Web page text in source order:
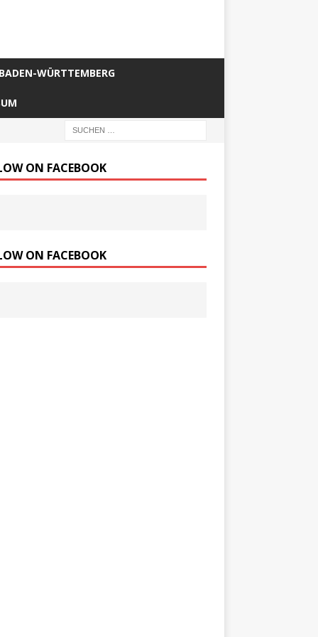
BADEN-WÜRTTEMBERG
ON FACEBOOK
ON FACEBOOK